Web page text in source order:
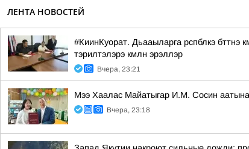
ЛЕНТА НОВОСТЕЙ
#КиинКуорат. Дьааыларга рспблкэ бттнэ
тэрилтэлэрэ кмлн эрэллэр
Вчера, 23:21
Мээ Хаалас Майатыгар И.М. Сосин
Вчера, 23:18